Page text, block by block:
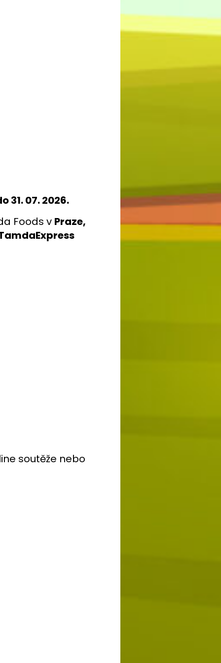
31. 07. 2026.
Foods v Praze,
soutěže nebo